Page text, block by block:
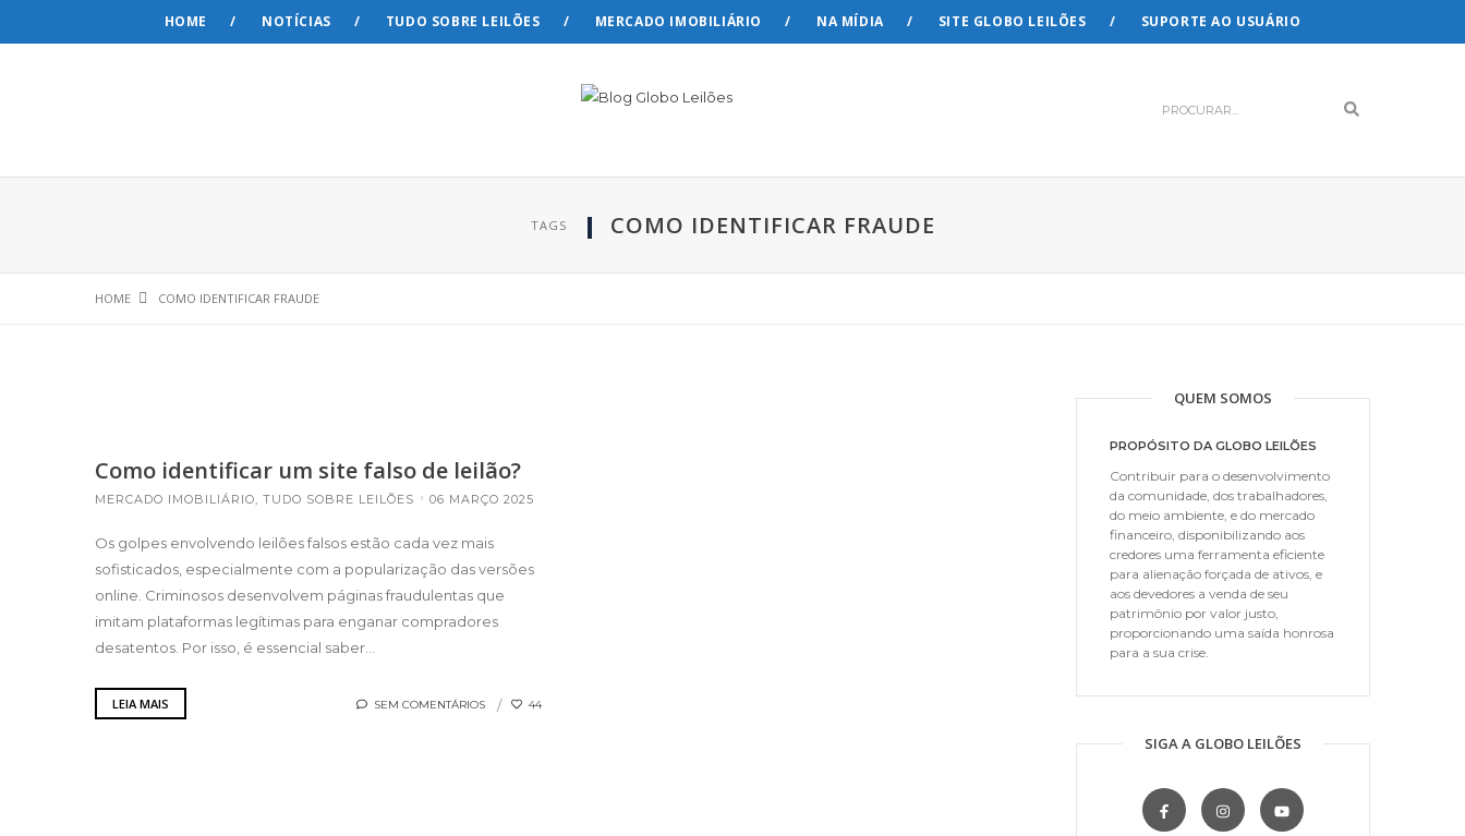
HOME NOTÍCIAS TUDO SOBRE LEILÕES MERCADO IMOBILIÁRIO NA MÍDIA SITE GLOBO LEILÕES SUPORTE AO USUÁRIO
Search
TAGS COMO IDENTIFICAR FRAUDE
HOME COMO IDENTIFICAR FRAUDE
Como identificar um site falso de leilão?
MERCADO IMOBILIÁRIO TUDO SOBRE LEILÕES 06 MARÇO 2025
Os golpes envolvendo leilões falsos estão cada vez mais
sofisticados, especialmente com a popularização das versões
online. Criminosos desenvolvem páginas fraudulentas que
imitam plataformas legítimas para enganar compradores
desatentos. Por isso, é essencial saber...
LEIA MAIS SEM COMENTÁRIOS 44
QUEM SOMOS
PROPÓSITO DA GLOBO LEILÕES
Contribuir para o desenvolvimento
da comunidade, dos trabalhadores,
do meio ambiente, e do mercado
financeiro, disponibilizando aos
credores uma ferramenta eficiente
para alienação forçada de ativos, e
aos devedores a venda de seu
patrimônio por valor justo,
proporcionando uma saída honrosa
para a sua crise.
SIGA A GLOBO LEILÕES